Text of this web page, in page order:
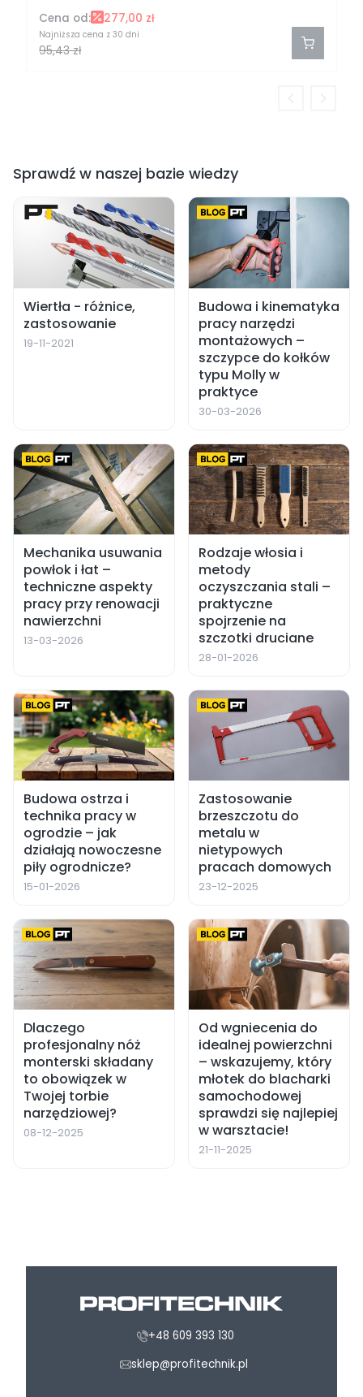
Cena od: 277,00 zł
Najniższa cena z 30 dni
95,43 zł
Sprawdź w naszej bazie wiedzy
Wiertła - różnice,
zastosowanie
19-11-2021
Budowa i kinematyka
pracy narzędzi
montażowych –
szczypce do kołków
typu Molly w
praktyce
30-03-2026
Mechanika usuwania
powłok i łat –
techniczne aspekty
pracy przy renowacji
nawierzchni
13-03-2026
Rodzaje włosia i
metody
oczyszczania stali –
praktyczne
spojrzenie na
szczotki druciane
28-01-2026
Budowa ostrza i
technika pracy w
ogrodzie – jak
działają nowoczesne
piły ogrodnicze?
15-01-2026
Zastosowanie
brzeszczotu do
metalu w
nietypowych
pracach domowych
23-12-2025
Dlaczego
profesjonalny nóż
monterski składany
to obowiązek w
Twojej torbie
narzędziowej?
08-12-2025
Od wgniecenia do
idealnej powierzchni
– wskazujemy, który
młotek do blacharki
samochodowej
sprawdzi się najlepiej
w warsztacie!
21-11-2025
+48 609 393 130
sklep@profitechnik.pl